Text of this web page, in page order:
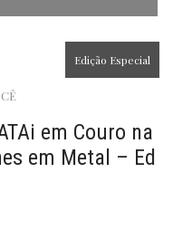
Edição Especial
em Couro na
em Metal – Ed